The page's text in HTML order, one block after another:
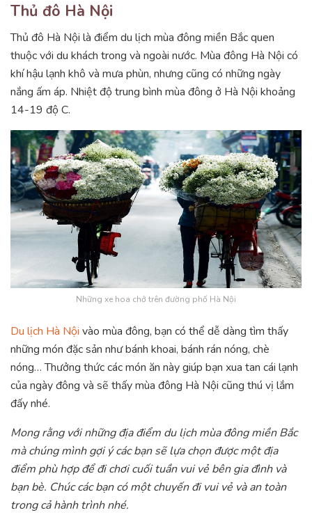
Thủ đô Hà Nội
Thủ đô Hà Nội là điểm du lịch mùa đông miền Bắc quen
thuộc với du khách trong và ngoài nước. Mùa đông Hà Nội có
khí hậu lạnh khô và mưa phùn, nhưng cũng có những ngày
nắng ấm áp. Nhiệt độ trung bình mùa đông ở Hà Nội khoảng
14-19 độ C.
Những xe hoa chở trên đường phố Hà Nội
Du lịch Hà Nội vào mùa đông, bạn có thể dễ dàng tìm thấy
những món đặc sản như bánh khoai, bánh rán nóng, chè
nóng… Thưởng thức các món ăn này giúp bạn xua tan cái lạnh
của ngày đông và sẽ thấy mùa đông Hà Nội cũng thú vị lắm
đấy nhé.
Mong rằng với những địa điểm du lịch mùa đông miền Bắc
mà chúng mình gợi ý các bạn sẽ lựa chọn được một địa
điểm phù hợp để đi chơi cuối tuần vui vẻ bên gia đình và
bạn bè. Chúc các bạn có một chuyến đi vui vẻ và an toàn
trong cả hành trình nhé.